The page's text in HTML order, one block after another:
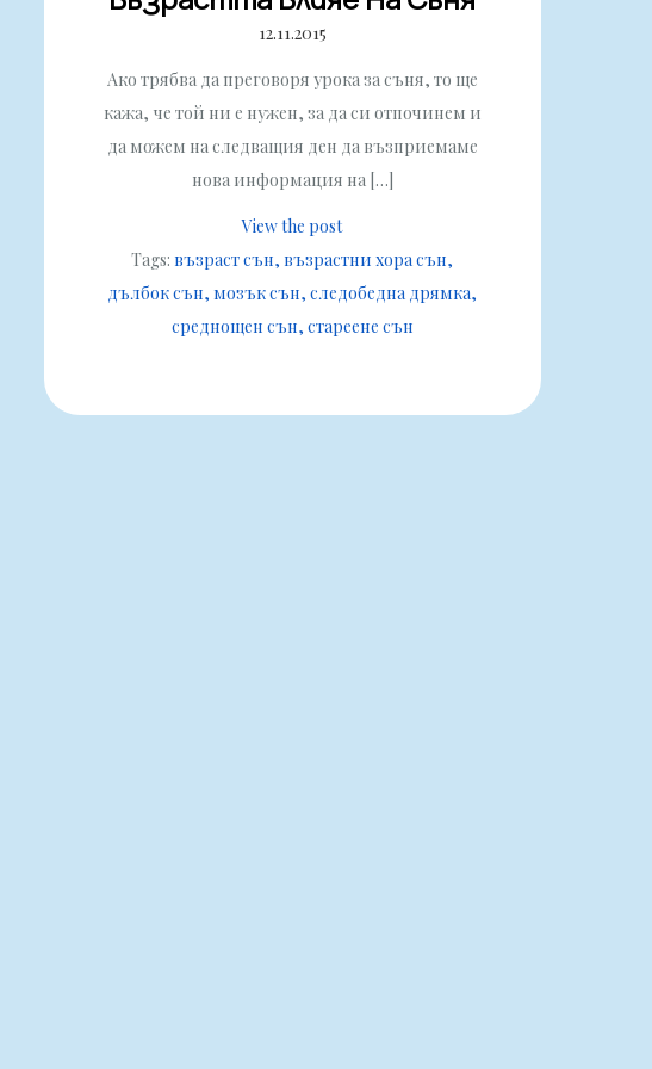
12.11.2015
Ако трябва да преговоря урока за съня, то ще
кажа, че той ни е нужен, за да си отпочинем и
да можем на следващия ден да възприемаме
нова информация на […]
View the post
Tags:възраст сън възрастни хора сън
дълбок сън мозък сън следобедна дрямка
среднощен сън стареене сън